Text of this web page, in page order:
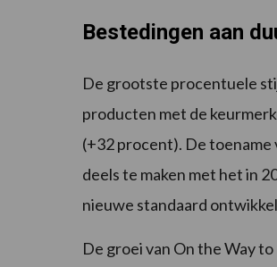
Bestedingen aan
De grootste procentuele
producten met de
(+32 procent). De toename
deels te maken met het in
nieuwe standaard
De groei van On the Way